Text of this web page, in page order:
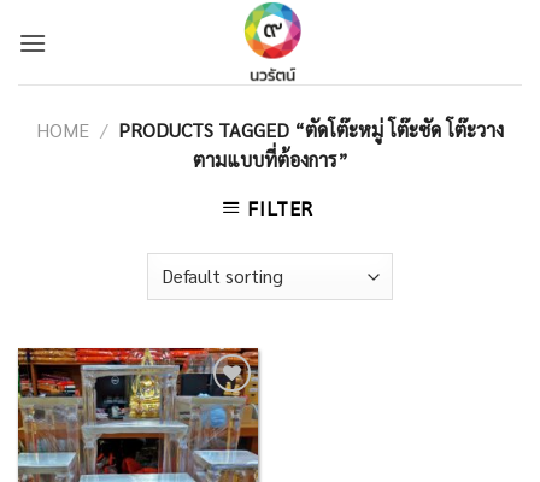
HOME / PRODUCTS TAGGED “ตัดโต๊ะหมู่ โต๊ะซัด โต๊ะวาง
ตามแบบที่ต้องการ”
FILTER
Add to
Wishlist